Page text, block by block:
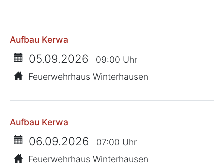
Aufbau Kerwa
05.09.2026
09:00 Uhr
Feuerwehrhaus Winterhausen
Aufbau Kerwa
06.09.2026
07:00 Uhr
Feuerwehrhaus Winterhausen